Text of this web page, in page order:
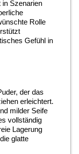
in Szenarien
Rolle
Gefühl in
der das
erleichtert.
milder Seife
vollständig
Lagerung
glatte